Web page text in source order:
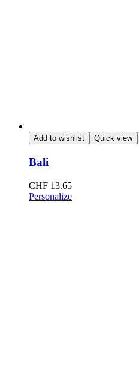
Add to wishlist Quick view
Bali
CHF 13.65
Personalize